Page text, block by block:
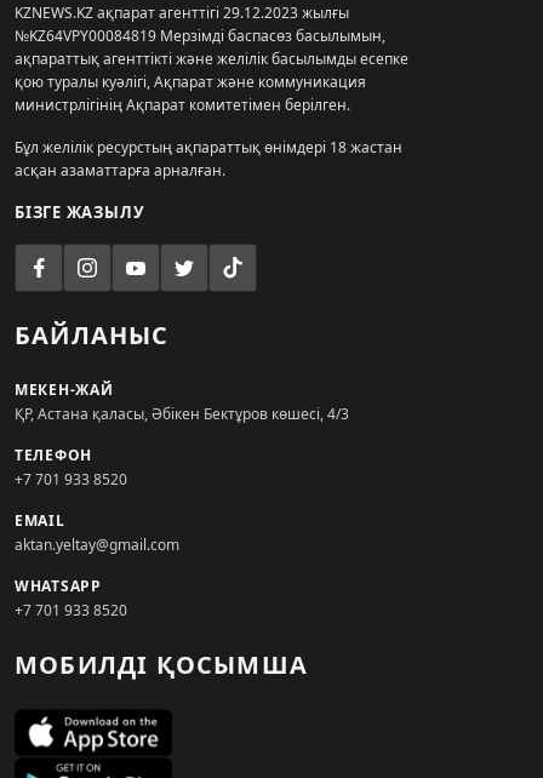
KZNEWS.KZ ақпарат агенттігі 29.12.2023 жылғы
№KZ64VPY00084819 Мерзімді баспасөз басылымын,
ақпараттық агенттікті және желілік басылымды есепке
қою туралы куәлігі, Ақпарат және коммуникация
министрлігінің Ақпарат комитетімен берілген.
Бұл желілік ресурстың ақпараттық өнімдері 18 жастан
асқан азаматтарға арналған.
БІЗГЕ ЖАЗЫЛУ
БАЙЛАНЫС
МЕКЕН-ЖАЙ
ҚР, Астана қаласы, Әбікен Бектұров көшесі, 4/3
ТЕЛЕФОН
+7 701 933 8520
EMAIL
aktan.yeltay@gmail.com
WHATSAPP
+7 701 933 8520
МОБИЛДІ ҚОСЫМША